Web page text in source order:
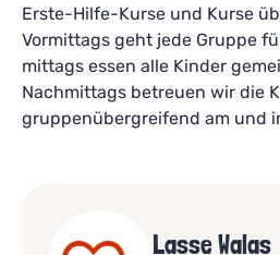
Erste-Hilfe-Kurse und Kurse
Vormittags geht jede Gruppe
mittags essen alle Kinder
Nachmittags betreuen wir die
gruppenübergreifend am und
Lasse Walas